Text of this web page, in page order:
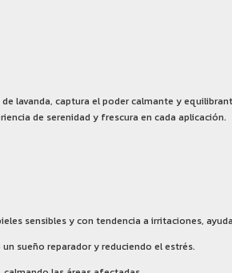
lavanda, captura el poder calmante y
de serenidad y frescura en cada aplicación.
sensibles y con tendencia a irritaciones,
sueño reparador y reduciendo el estrés.